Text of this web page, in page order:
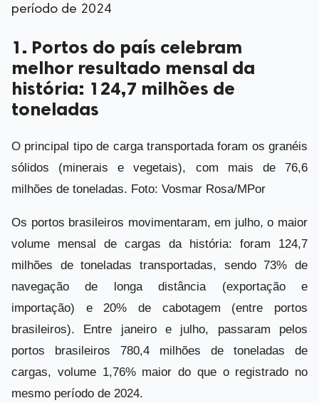
período de 2024
1. Portos do país celebram
melhor resultado mensal da
história: 124,7 milhões de
toneladas
O principal tipo de carga transportada foram os granéis
sólidos (minerais e vegetais), com mais de 76,6
milhões de toneladas. Foto: Vosmar Rosa/MPor
Os portos brasileiros movimentaram, em julho, o maior
volume mensal de cargas da história: foram 124,7
milhões de toneladas transportadas, sendo 73% de
navegação de longa distância (exportação e
importação) e 20% de cabotagem (entre portos
brasileiros). Entre janeiro e julho, passaram pelos
portos brasileiros 780,4 milhões de toneladas de
cargas, volume 1,76% maior do que o registrado no
mesmo período de 2024.